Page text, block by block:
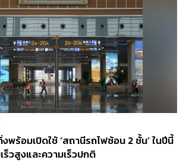
พร้อมเปิดใช้ ‘สถานีรถไฟซ้อน 2 ชั้น’ ในปีนี้
ร็วสูงและความเร็วปกติ